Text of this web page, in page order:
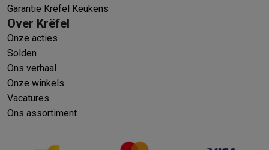
Garantie Krëfel Keukens
Over Krëfel
Onze acties
Solden
Ons verhaal
Onze winkels
Vacatures
Ons assortiment